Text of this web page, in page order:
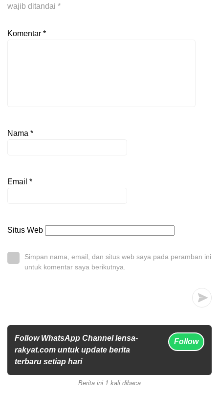
wajib ditandai *
Komentar *
Nama *
Email *
Situs Web
Simpan nama, email, dan situs web saya pada peramban ini
untuk komentar saya berikutnya.
Follow WhatsApp Channel lensa-
rakyat.com untuk update berita
terbaru setiap hari
Follow
Berita ini 1 kali dibaca